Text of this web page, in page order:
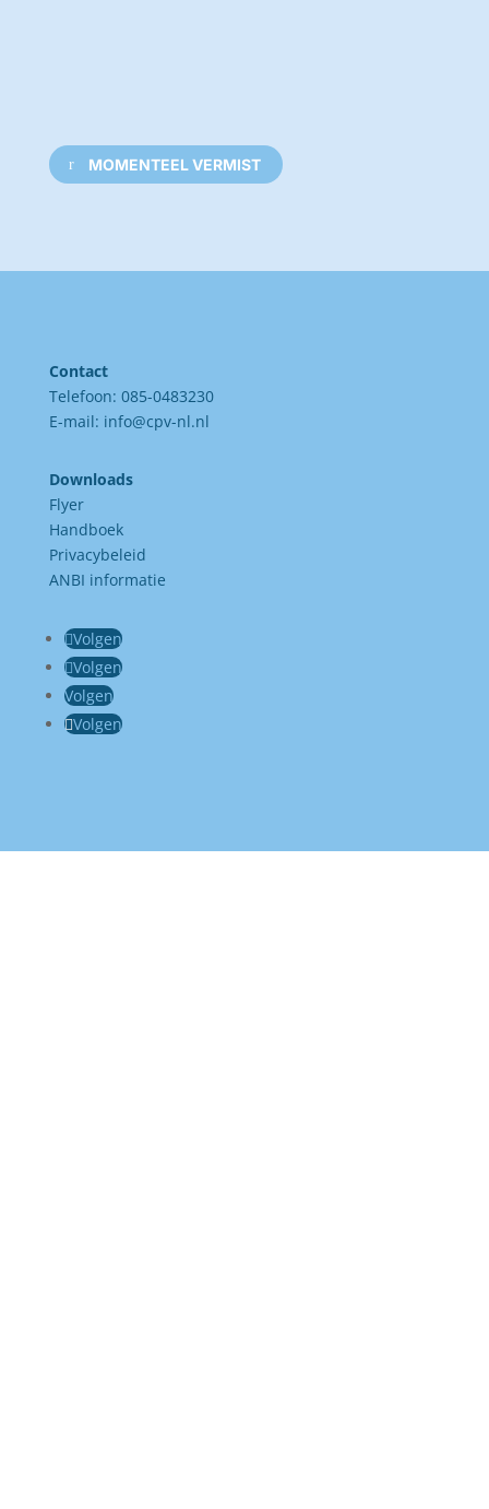
MOMENTEEL VERMIST
Contact
Telefoon: 085-0483230
E-mail: info@cpv-nl.nl
Downloads
Flyer
Handboek
Privacybeleid
ANBI informatie
Volgen
Volgen
Volgen
Volgen